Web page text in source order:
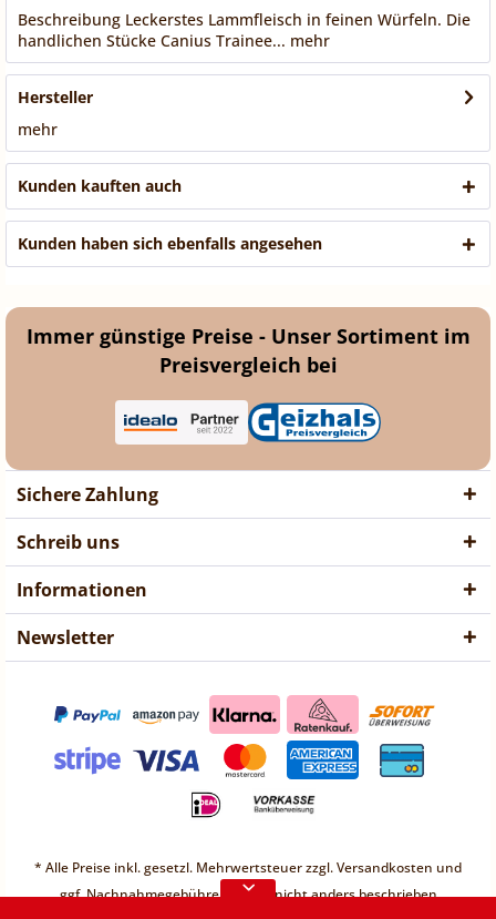
Vorübergehend sind keine
Bestellungen möglich.
Beschreibung Leckerstes Lammfleisch in feinen Würfeln. Die
handlichen Stücke Canius Trainee... mehr
Hersteller
mehr
Kunden kauften auch
Kunden haben sich ebenfalls angesehen
Immer günstige Preise - Unser Sortiment im
Preisvergleich bei
Sichere Zahlung
Schreib uns
Informationen
Newsletter
* Alle Preise inkl. gesetzl. Mehrwertsteuer zzgl.Versandkosten und
ggf. Nachnahmegebühren, wenn nicht anders beschrieben